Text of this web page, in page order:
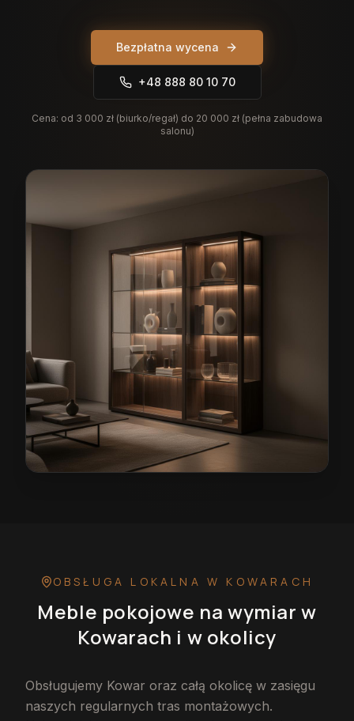
Bezpłatna wycena
+48 888 80 10 70
Cena: od 3 000 zł (biurko/regał) do 20 000 zł (pełna zabudowa
salonu)
OBSŁUGA LOKALNAW KOWARACH
Meble pokojowe na wymiar w
Kowarach i w okolicy
Obsługujemy Kowar oraz całą okolicę w zasięgu
naszych regularnych tras montażowych.